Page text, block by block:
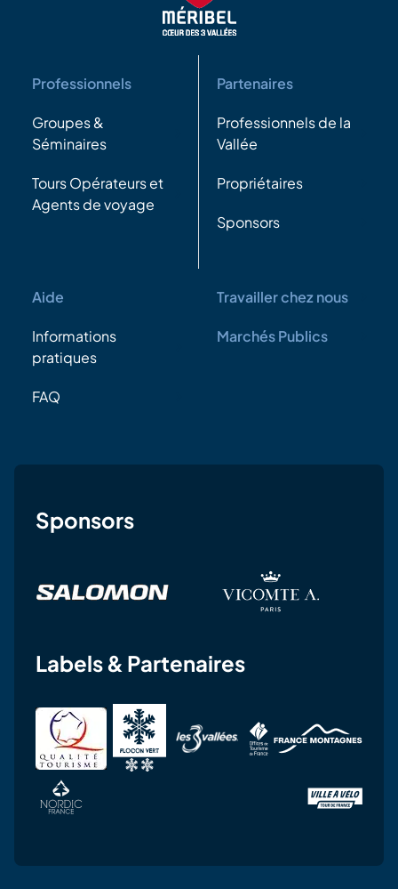
Professionnels
Groupes &
Séminaires
Tours Opérateurs et
Agents de voyage
Partenaires
Professionnels de la
Vallée
Propriétaires
Sponsors
Aide
Informations
pratiques
FAQ
Travailler chez nous
Marchés Publics
Sponsors
Labels & Partenaires